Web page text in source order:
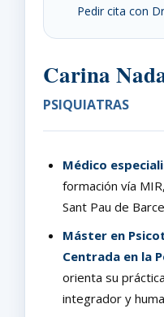
Pedir cita con
Carina
PSIQUIATRAS
Médico
formación vía
Sant Pau de
Máster en
Centrada en la
orienta su
integrador y